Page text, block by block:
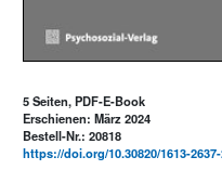
5 Seiten, PDF-E-Book
Erschienen: März 2024
Bestell-Nr.: 20818
https://doi.org/10.30820/1613-